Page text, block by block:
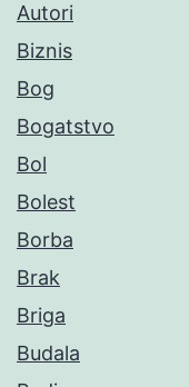
Autori
Biznis
Bog
Bogatstvo
Bol
Bolest
Borba
Brak
Briga
Budala